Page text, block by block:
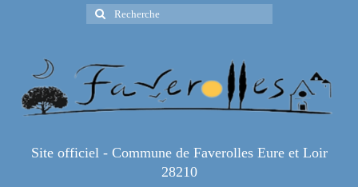
Rechercher
:
Site officiel - Commune de Faverolles Eure et Loir
28210